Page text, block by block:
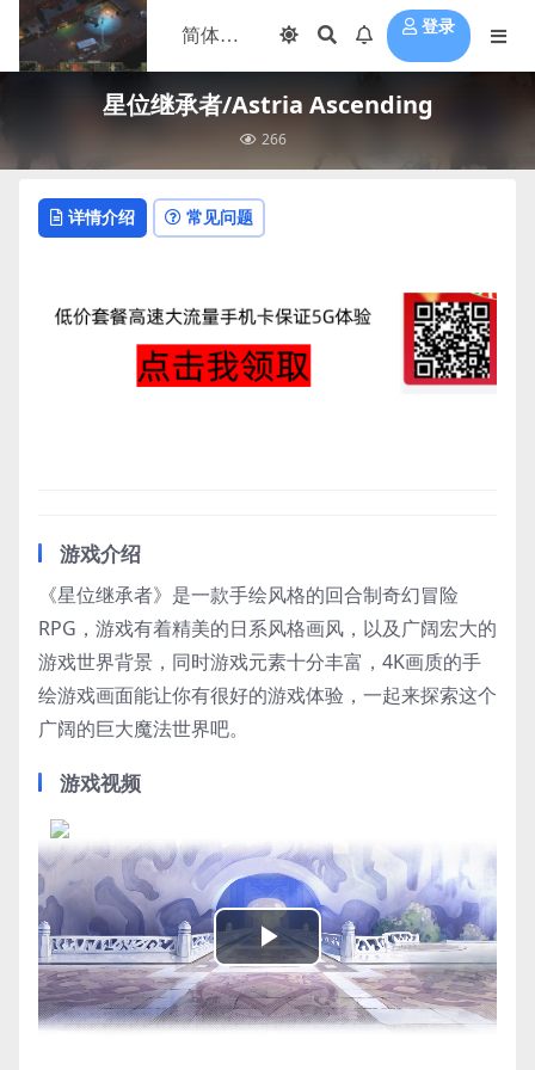
登录
星位继承者/Astria Ascending
266
详情介绍 常见问题
游戏介绍
《星位继承者》是一款手绘风格的回合制奇幻冒险
RPG，游戏有着精美的日系风格画风，以及广阔宏大的
游戏世界背景，同时游戏元素十分丰富，4K画质的手
绘游戏画面能让你有很好的游戏体验，一起来探索这个
广阔的巨大魔法世界吧。
游戏视频
Play
Video